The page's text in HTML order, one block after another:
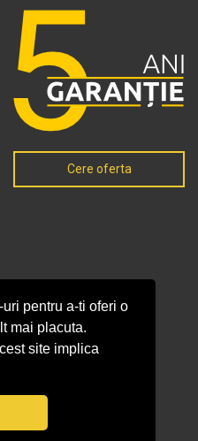
pentru a-ti oferi o
mai placuta.
site implica
Cere oferta
Elis Pavaje